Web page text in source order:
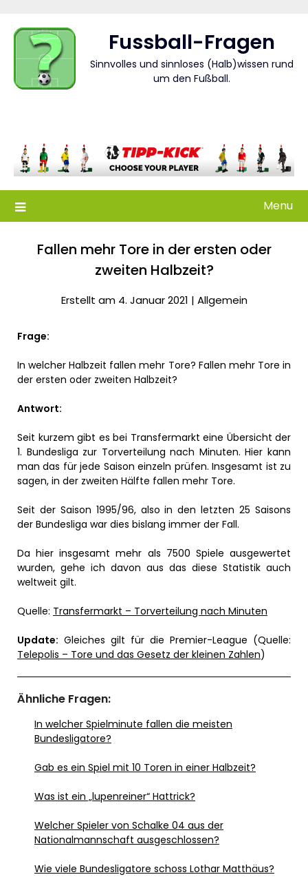
content
Fussball-Fragen
Sinnvolles und sinnloses (Halb)wissen rund
um den Fußball.
Menu
Fallen mehr Tore in der ersten oder
zweiten Halbzeit?
Erstellt am 4. Januar 2021 | Allgemein
Frage:
In welcher Halbzeit fallen mehr Tore? Fallen mehr Tore in
der ersten oder zweiten Halbzeit?
Antwort:
Seit kurzem gibt es bei Transfermarkt eine Übersicht der
1. Bundesliga zur Torverteilung nach Minuten. Hier kann
man das für jede Saison einzeln prüfen. Insgesamt ist zu
sagen, in der zweiten Hälfte fallen mehr Tore.
Seit der Saison 1995/96, also in den letzten 25 Saisons
der Bundesliga war dies bislang immer der Fall.
Da hier insgesamt mehr als 7500 Spiele ausgewertet
wurden, gehe ich davon aus das diese Statistik auch
weltweit gilt.
Quelle: Transfermarkt – Torverteilung nach Minuten
Update: Gleiches gilt für die Premier-League (Quelle:
Telepolis – Tore und das Gesetz der kleinen Zahlen)
Ähnliche Fragen:
In welcher Spielminute fallen die meisten
Bundesligatore?
Gab es ein Spiel mit 10 Toren in einer Halbzeit?
Was ist ein „lupenreiner“ Hattrick?
Welcher Spieler von Schalke 04 aus der
Nationalmannschaft ausgeschlossen?
Wie viele Bundesligatore schoss Lothar Matthäus?